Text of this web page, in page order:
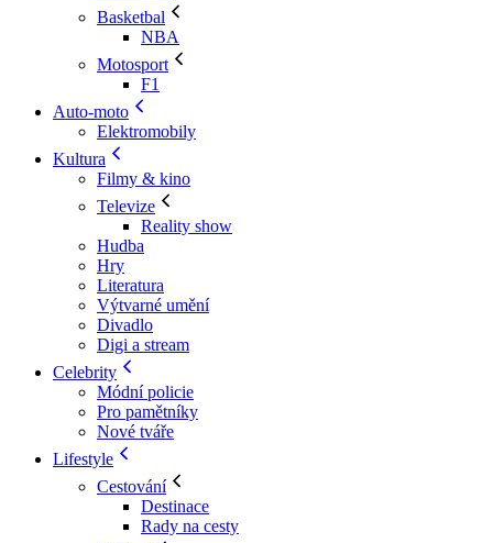
Basketbal
NBA
Motosport
F1
Auto-moto
Elektromobily
Kultura
Filmy & kino
Televize
Reality show
Hudba
Hry
Literatura
Výtvarné umění
Divadlo
Digi a stream
Celebrity
Módní policie
Pro pamětníky
Nové tváře
Lifestyle
Cestování
Destinace
Rady na cesty